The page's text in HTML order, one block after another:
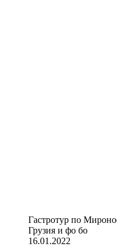
Гастротур по
Грузия и фо бо
16.01.2022